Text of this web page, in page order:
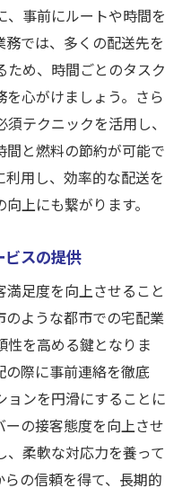
導入のメリット
ークを活用する
ト管理と削減術
のサービス改善
ビジネス戦略
と軽貨物運送で成功
頼を築く方法
めの営業戦略
向けたステップ
業者になるために
ーシップ構築
稼ごう！弊社HPでお
認するメリット
、事前にルートや時間を
では、多くの配送先を
め、時間ごとのタスク
心がけましょう。さら
テクニックを活用し、
と燃料の節約が可能で
用し、効率的な配送を
上にも繋がります。
スの提供
足度を向上させること
ような都市での宅配業
性を高める鍵となりま
の際に事前連絡を徹底
ョンを円滑にすることに
の接客態度を向上させ
、柔軟な対応力を養って
の信頼を得て、長期的